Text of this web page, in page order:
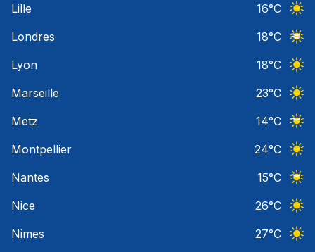
Lille
16°C
Londres
18°C
Lyon
18°C
Marseille
23°C
Metz
14°C
Montpellier
24°C
Nantes
15°C
Nice
26°C
Nimes
27°C